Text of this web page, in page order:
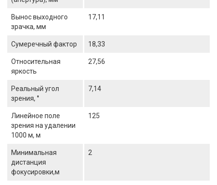
Вынос выходного
зрачка, мм
17,11
Сумеречный фактор 18,33
Относительная
яркость
27,56
Реальный угол
зрения, °
7,14
Линейное поле
зрения на удалении
1000 м, м
125
Минимальная
дистанция
фокусировки,м
2